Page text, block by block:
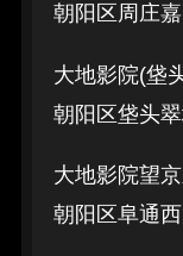
朝阳区周庄
大地影院(垡
朝阳区垡头
大地影院望
朝阳区阜通